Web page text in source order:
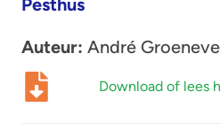
Pesthus
Auteur: André
Download of lees